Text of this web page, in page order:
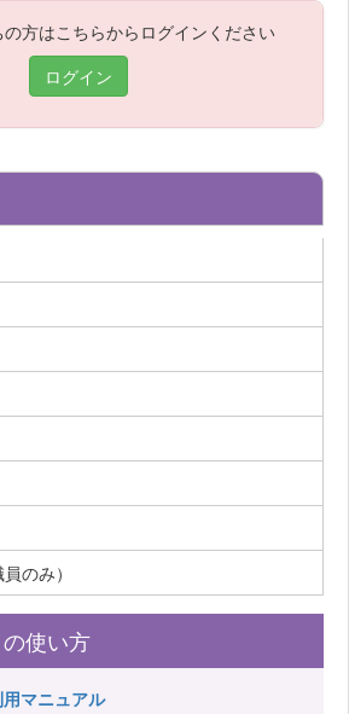
方はこちらからログインください
ログイン
のみ）
使い方
マニュアル